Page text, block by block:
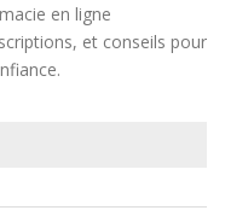
en ligne
et conseils pour